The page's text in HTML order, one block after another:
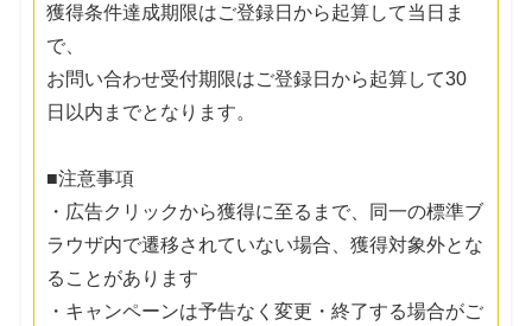
獲得条件達成期限はご登録日から起算して当日ま
で、
お問い合わせ受付期限はご登録日から起算して30
日以内までとなります。
■注意事項
・広告クリックから獲得に至るまで、同一の標準ブ
ラウザ内で遷移されていない場合、獲得対象外とな
ることがあります
・キャンペーンは予告なく変更・終了する場合がご